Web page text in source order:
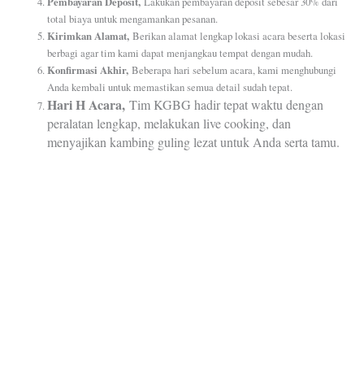
total biaya untuk mengamankan pesanan.
Kirimkan Alamat,Berikan alamat lengkap lokasi acara beserta lokasi
berbagi agar tim kami dapat menjangkau tempat dengan mudah.
Konfirmasi Akhir,Beberapa hari sebelum acara, kami menghubungi
Anda kembali untuk memastikan semua detail sudah tepat.
Hari H Acara,Tim KGBG hadir tepat waktu dengan
peralatan lengkap, melakukan live cooking, dan
menyajikan kambing guling lezat untuk Anda serta tamu.